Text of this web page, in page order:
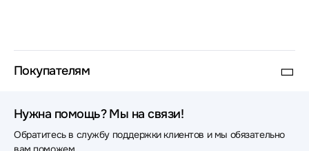
Покупателям
Нужна помощь? Мы на связи!
Обратитесь в службу поддержки клиентов и мы обязательно